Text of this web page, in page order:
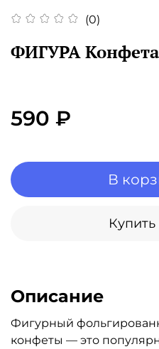
(0)
ФИГУРА
590 ₽
В
Купить
Описание
Фигурный
конфеты — это